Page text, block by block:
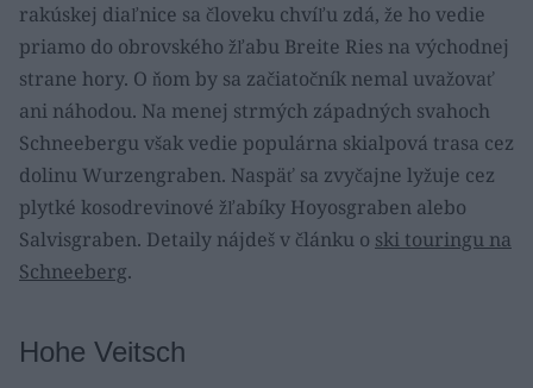
rakúskej diaľnice sa človeku chvíľu zdá, že ho vedie
priamo do obrovského žľabu Breite Ries na východnej
strane hory. O ňom by sa začiatočník nemal uvažovať
ani náhodou. Na menej strmých západných svahoch
Schneebergu však vedie populárna skialpová trasa cez
dolinu Wurzengraben. Naspäť sa zvyčajne lyžuje cez
plytké kosodrevinové žľabíky Hoyosgraben alebo
Salvisgraben. Detaily nájdeš v článku o ski touringu na
Schneeberg.
Hohe Veitsch